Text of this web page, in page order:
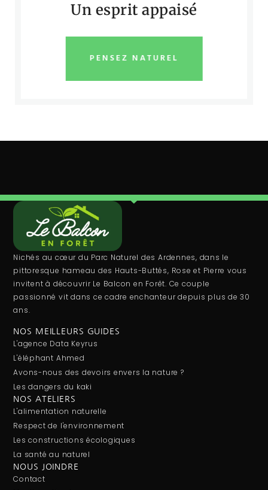
Un esprit appaisé
PENSEZ NATUREL
Nichés au cœur du Parc Naturel des Ardennes, dans le
pittoresque hameau des Hauts-Buttés, Rose et Pierre vous
invitent à découvrir Le Balcon en Forêt. Ce couple
passionné vit dans ce cadre enchanteur depuis plus de 30
ans.
NOS MEILLEURS GUIDES
L'agence Data Keyrus
L'éléphant Ahmed
Avons-nous des devoirs envers la nature ?
Les dangers du kaki
NOS ATELIERS
L'alimentation naturelle
Respect de l'environnement
Les constructions écologiques
La santé au naturel
NOUS JOINDRE
Contact